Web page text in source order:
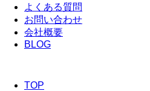
よくある質問
お問い合わせ
会社概要
BLOG
TOP